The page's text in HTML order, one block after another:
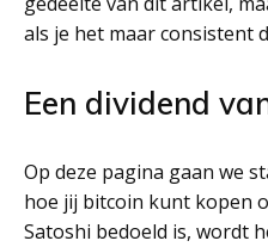
als je het maar consistent
Een dividend
Op deze pagina gaan we
hoe jij bitcoin kunt kopen
Satoshi bedoeld is, wordt